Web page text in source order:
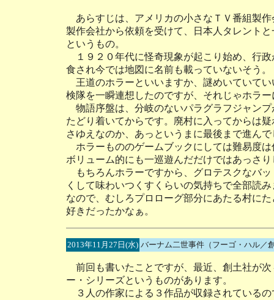
あらすじは、アメリカの小さなＴＶ番組製
製作会社から依頼を受けて、日本人タレント
というもの。
１９２０年代に怪奇現象が起こり始め、行
食され今では地図に名前も載っていないそう。
王道のホラーといいますか、謎めいていて
検隊を一瞬連想したのですが、それじゃホラ
物語序盤は、分岐のないパラグラフジャン
たどり着いてからです。廃村に入ってからは
さゆえなのか、あっというまに最後まで進ん
ホラーもののゲームブックにしては難易度
ボリューム的にも一巡遊んだだけではあっさ
もちろんホラーですから、グロテスクなバ
くして味わいつくすくらいの気持ちで全部読
なので、むしろプロローグ部分にあたる村に
好きだったかなぁ。
2013年11月27日(水) バーナム二世事件（フーゴ・ハル／
前回も書いたことですが、最近、創土社が
ー・シリーズというものがあります。
３人の作家による３作品が収録されている